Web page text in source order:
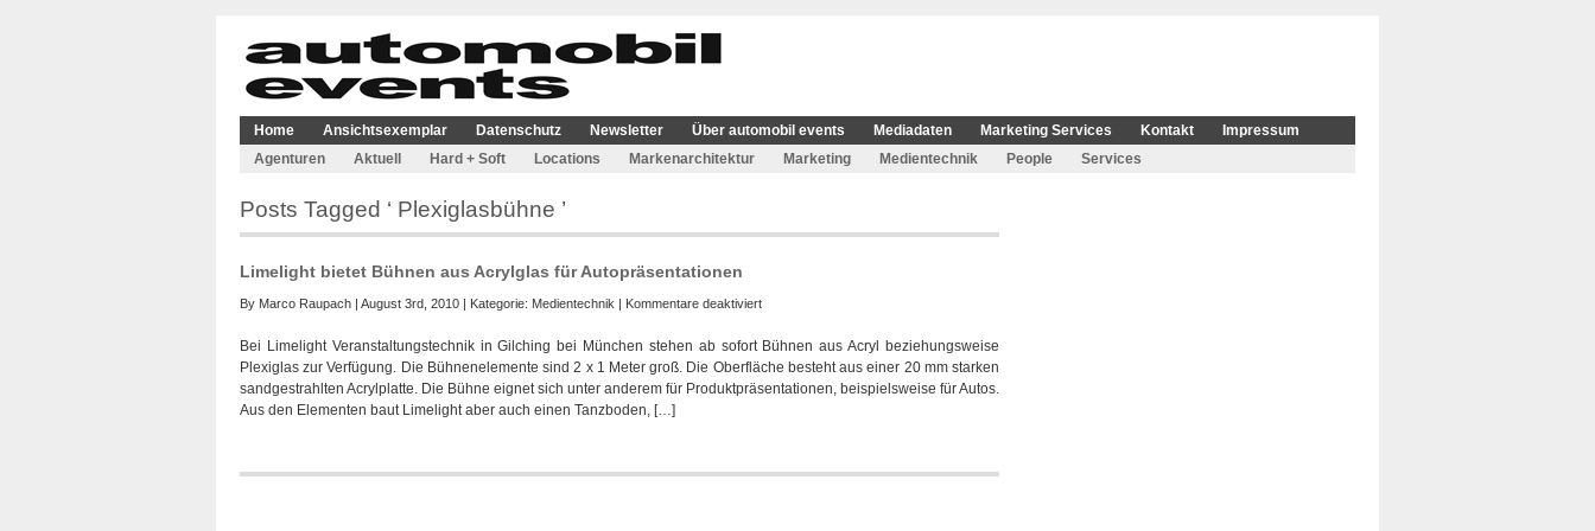
Home Ansichtsexemplar Datenschutz Newsletter Über automobil events Mediadaten Marketing Services Kontakt
Impressum
Agenturen
Aktuell Hard + Soft Locations Markenarchitektur Marketing Medientechnik People Services
Posts Tagged ‘ Plexiglasbühne ’
Limelight bietet Bühnen aus Acrylglas für Autopräsentationen
By Marco Raupach | August 3rd, 2010 | Kategorie: Medientechnik | Kommentare deaktiviertfür
bietet
Bühnen
aus
Bei Limelight Veranstaltungstechnik in Gilching bei München stehen ab sofort Bühnen aus Acryl beziehungsweise
Plexiglas zur Verfügung. Die Bühnenelemente sind 2 x 1 Meter groß. Die Oberfläche besteht aus einer 20 mm starken
sandgestrahlten Acrylplatte. Die Bühne eignet sich unter anderem für Produktpräsentationen, beispielsweise für Autos.
Aus den Elementen baut Limelight aber auch einen Tanzboden, […]